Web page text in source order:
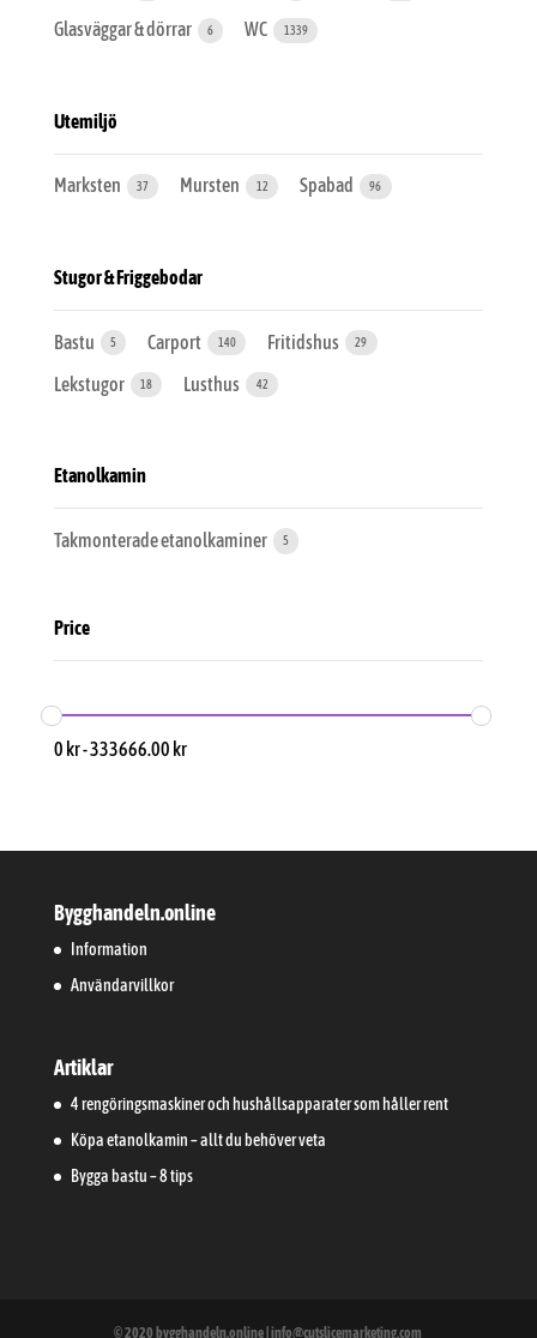
Glasväggar & dörrar 6 WC 1339
Utemiljö
Marksten 37 Mursten 12 Spabad 96
Stugor & Friggebodar
Bastu 5 Carport 140 Fritidshus 29
Lekstugor 18 Lusthus 42
Etanolkamin
Takmonterade etanolkaminer 5
Price
0 kr-333666.00 kr
Bygghandeln.online
Information
Användarvillkor
Artiklar
4 rengöringsmaskiner och hushållsapparater som håller rent
Köpa etanolkamin – allt du behöver veta
Bygga bastu – 8 tips
© 2020 bygghandeln.online | info@cutslicemarketing.com